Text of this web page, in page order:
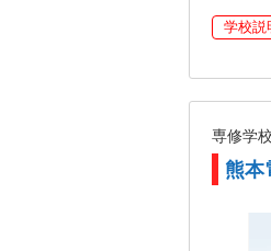
学校説
専修学
熊本